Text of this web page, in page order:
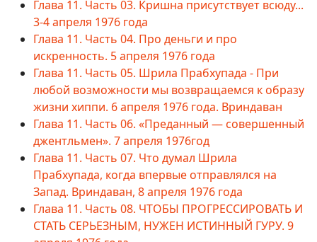
Глава 11. Часть 03. Кришна присутствует всюду...
3-4 апреля 1976 года
Глава 11. Часть 04. Про деньги и про
искренность. 5 апреля 1976 года
Глава 11. Часть 05. Шрила Прабхупада - При
любой возможности мы возвращаемся к образу
жизни хиппи. 6 апреля 1976 года. Вриндаван
Глава 11. Часть 06. «Преданный — совершенный
джентльмен». 7 апреля 1976год
Глава 11. Часть 07. Что думал Шрила
Прабхупада, когда впервые отправлялся на
Запад. Вриндаван, 8 апреля 1976 года
Глава 11. Часть 08. ЧТОБЫ ПРОГРЕССИРОВАТЬ И
СТАТЬ СЕРЬЕЗНЫМ, НУЖЕН ИСТИННЫЙ ГУРУ. 9